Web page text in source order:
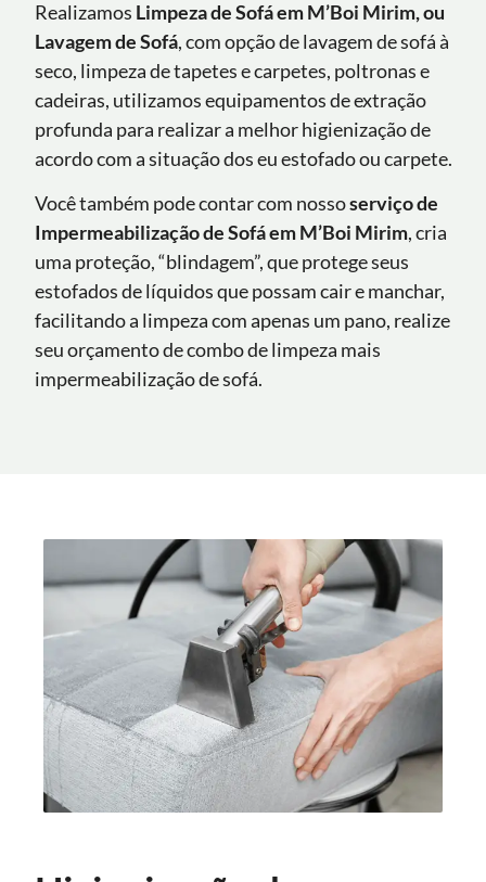
Realizamos Limpeza de Sofá em M’Boi Mirim, ou
Lavagem de Sofá, com opção de lavagem de sofá à
seco, limpeza de tapetes e carpetes, poltronas e
cadeiras, utilizamos equipamentos de extração
profunda para realizar a melhor higienização de
acordo com a situação dos eu estofado ou carpete.
Você também pode contar com nossoserviço de
Impermeabilização de Sofáem M’Boi Mirim, cria
uma proteção, “blindagem”, que protege seus
estofados de líquidos que possam cair e manchar,
facilitando a limpeza com apenas um pano, realize
seu orçamento de combo de limpeza mais
impermeabilização de sofá.